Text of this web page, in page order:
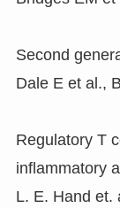
Second
Dale E et al.,
Regulatory T
inflammatory
L. E. Hand et.